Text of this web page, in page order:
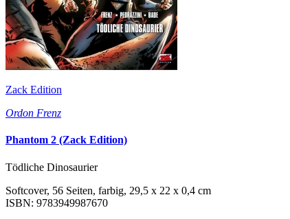
Zack Edition
Ordon Frenz
Phantom 2 (Zack Edition)
Tödliche Dinosaurier
Softcover, 56 Seiten, farbig, 29,5 x 22 x 0,4 cm
ISBN: 9783949987670